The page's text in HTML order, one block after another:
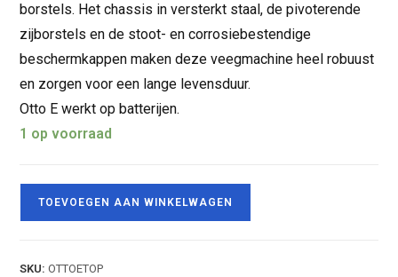
borstels. Het chassis in versterkt staal, de pivoterende
zijborstels en de stoot- en corrosiebestendige
beschermkappen maken deze veegmachine heel robuust
en zorgen voor een lange levensduur.
Otto E werkt op batterijen.
1 op voorraad
TOEVOEGEN AAN WINKELWAGEN
SKU:OTTOETOP